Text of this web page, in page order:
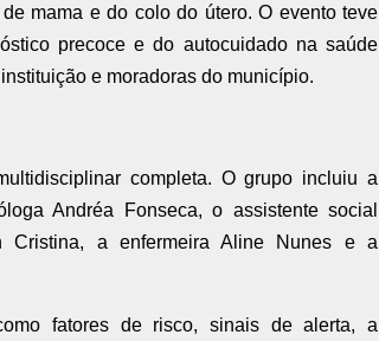
mama e do colo do útero. O evento teve
precoce e do autocuidado na saúde
e moradoras do município.
completa. O grupo incluiu a
Andréa Fonseca, o assistente social
Cristina, a enfermeira Aline Nunes e a
fatores de risco, sinais de alerta, a